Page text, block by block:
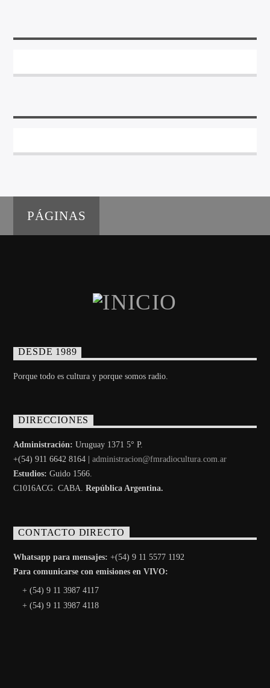
PÁGINAS
DESDE 1989
Porque todo es cultura y porque somos radio.
DIRECCIONES
Administración: Uruguay 1371 5° P.
+(54) 911 6642 8164 |administracion@fmradiocultura.com.ar
Estudios: Guido 1566.
C1016ACG. CABA.República Argentina.
CONTACTO DIRECTO
Whatsapp para mensajes: +(54) 9 11 5577 1192
Para comunicarse con emisiones en VIVO:
+ (54) 9 11 3987 4117
+ (54) 9 11 3987 4118